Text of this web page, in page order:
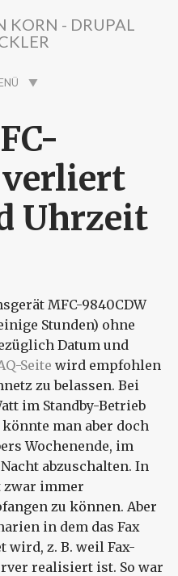
KORN - DRUPAL
verliert
Uhrzeit
MFC-9840CDW
Stunden) ohne
Datum und
Seite wird empfohlen
zu belassen. Bei
im Standby-Betrieb
könnte man aber doch
Wochenende, im
abzuschalten. In
zwar immer
zu können. Aber
in dem das Fax
wird, z. B. weil Fax-
realisiert ist. So war